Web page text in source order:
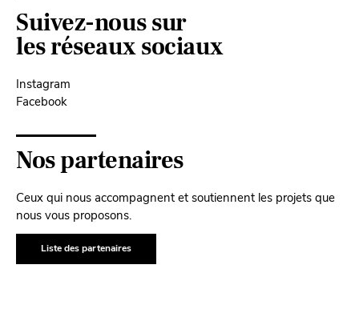
Suivez-nous sur
les réseaux sociaux
Instagram
Facebook
Nos partenaires
Ceux qui nous accompagnent et soutiennent les projets que
nous vous proposons.
Liste des partenaires